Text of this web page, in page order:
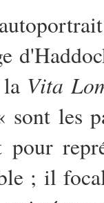
Vita
les
pour
; il